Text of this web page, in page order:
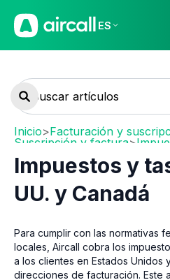
ES
Inicio>Facturación y
Suscripción y factura>
Impuestos y
UU. y Canadá
Para cumplir con las normativas
locales, Aircall cobra los
a los clientes en Estados Unidos
direcciones de facturación. Este